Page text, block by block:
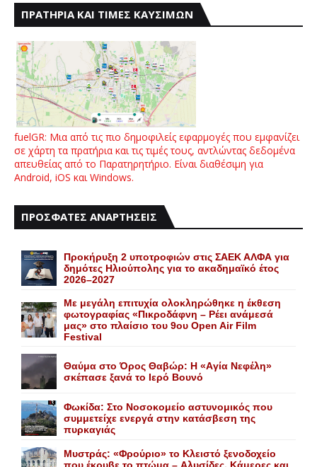
ΠΡΑΤΗΡΙΑ ΚΑΙ ΤΙΜΕΣ ΚΑΥΣΙΜΩΝ
fuelGR: Μια από τις πιο δημοφιλείς εφαρμογές που εμφανίζει
σε χάρτη τα πρατήρια και τις τιμές τους, αντλώντας δεδομένα
απευθείας από το Παρατηρητήριο. Είναι διαθέσιμη για
Android, iOS και Windows.
ΠΡΟΣΦΑΤΕΣ ΑΝΑΡΤΗΣΕΙΣ
Προκήρυξη 2 υποτροφιών στις ΣΑΕΚ ΑΛΦΑ για
δημότες Ηλιούπολης για το ακαδημαϊκό έτος
2026–2027
Με μεγάλη επιτυχία ολοκληρώθηκε η έκθεση
φωτογραφίας «Πικροδάφνη – Ρέει ανάμεσά
μας» στο πλαίσιο του 9ου Open Air Film
Festival
Θαύμα στο Όρος Θαβώρ: H «Aγία Nεφέλη»
σκέπασε ξανά το Iερό Bουνό
Φωκίδα: Στο Νοσοκομείο αστυνομικός που
συμμετείχε ενεργά στην κατάσβεση της
πυρκαγιάς
Mυστράς: «Φρούριο» το Kλειστό ξενοδοχείο